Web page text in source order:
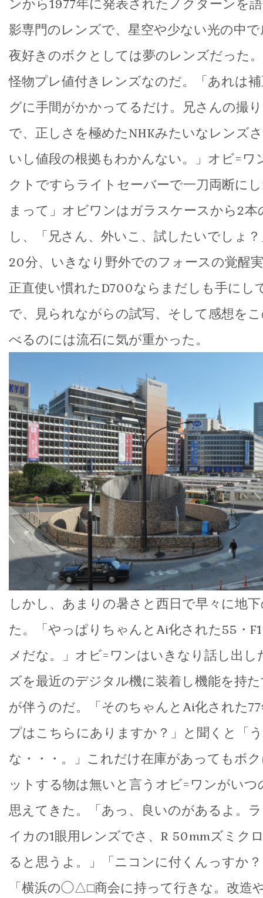
ンから1977年に発表されたノクターンを
影専門のレンズで、星空や少ない光の中
夜好きのボクとしては夢のレンズだった
怪物プレ値付きレンズなのだ。「あれは
グに手間がかかってるだけ。兄さんの撮
で、正しさを極めたNHKみたいなレンズ
いし値段の根拠もわかんない。」オビ=ワ
クトですらライトセーバーで一刀両断に
まって」オビワンはガラスケースから2
し、「兄さん、外いこ、試したいでしょ
20分、いきなり野外でのフォースの覚醒
正直使い慣れたD700ならまだしも手にし
で、見られながらの試写、そして感想を
べるのには流石に気が重かった。
しかし、あまりの暑さと西日で早々に地
た。「やっぱりちゃんとAi化された55・
メだな。」オビ=ワンはいきなり話し出
ズを最近のデジタル機に装着し機能を持
が伴うのだ。「そのちゃんとAi化された
プはこちらにありますか？」と聞くと「
な・・・。」これだけ在庫があってもボ
ットする物は無いと言うオビ=ワンがい
思えてきた。「あっ、良いのがあるよ。
イカの1眼用レンズでさ、R 50mmズミク
ると思うよ。」「ニコンに付くんっすか
「横浜の◯△□商会に持って行きな。改造